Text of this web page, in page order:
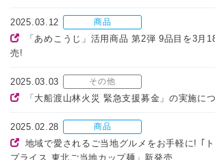
2025.03.12 商品
「あめこうじ」活用商品 第2弾 9品目を3月
売!
2025.03.03 その他
「大船渡山林火災 緊急支援募金」の実施に
2025.02.28 商品
地域で愛されるご当地グルメをお手軽に! ｢
プライス 東北ご当地カップ麺」新発売